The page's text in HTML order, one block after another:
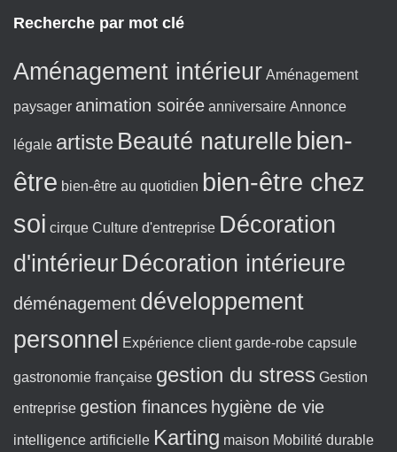
Recherche par mot clé
Aménagement intérieur Aménagement
paysager animation soirée anniversaire Annonce
légale artiste Beauté naturelle bien-
être bien-être au quotidien bien-être chez
soi cirque Culture d'entreprise Décoration
d'intérieurDécoration intérieure
déménagement développement
personnel Expérience client garde-robe capsule
gastronomie française gestion du stress Gestion
entreprise gestion finances hygiène de vie
intelligence artificielle Karting maison Mobilité durable